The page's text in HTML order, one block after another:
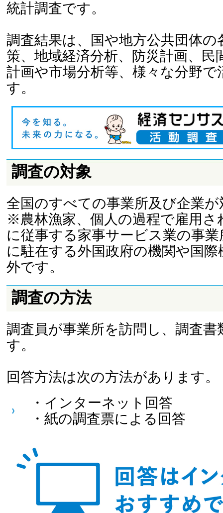
統計調査です。
調査結果は、国や地方公共団体の
策、地域経済分析、防災計画、民
計画や市場分析等、様々な分野で
す。
調査の対象
全国のすべての事業所及び企業
※農林漁家、個人の過程で雇用さ
に従事する家事サービス業の事業
に駐在する外国政府の機関や国際
外です。
調査の方法
調査員が事業所を訪問し、調査書
す。
回答方法は次の方法があります。
・インターネット回答
・紙の調査票による回答